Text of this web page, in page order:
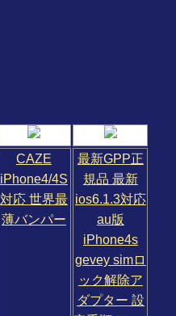
CAZE
iPhone4/4S
対応 世界最
薄バンパー
最新GPP正
規品 最新
ios6.1.3対応
au版
iPhone4s
gevey simロ
ック解除ア
ダプター 設